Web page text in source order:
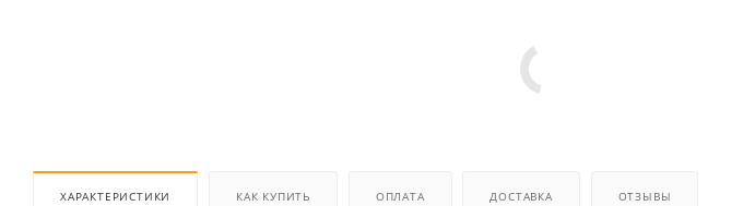
ХАРАКТЕРИСТИКИ КАК КУПИТЬ ОПЛАТА ДОСТАВКА ОТЗЫВЫ